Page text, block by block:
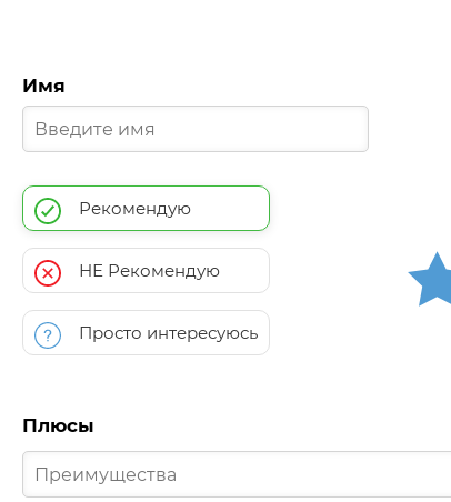
Имя
Рекомендую
НЕ Рекомендую
Просто интересуюсь
Плюсы